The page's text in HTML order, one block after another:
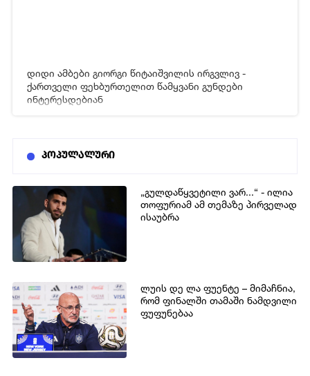
დიდი ამბები გიორგი წიტაიშვილის ირგვლივ -
ქართველი ფეხბურთელით წამყვანი გუნდები
ინტერესდებიან
პოპულალური
„გულდაწყვეტილი ვარ...“ - ილია
თოფურიამ ამ თემაზე პირველად
ისაუბრა
ლუის დე ლა ფუენტე – მიმაჩნია,
რომ ფინალში თამაში ნამდვილი
ფუფუნებაა